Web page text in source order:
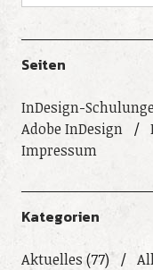
Seiten
InDesign-
Adobe InDesign
Impressum
Kategorien
Aktuelles (77)